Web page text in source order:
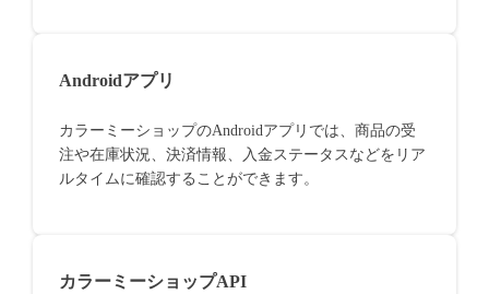
Androidアプリ
カラーミーショップのAndroidアプリでは、商品の受
注や在庫状況、決済情報、入金ステータスなどをリア
ルタイムに確認することができます。
カラーミーショップAPI